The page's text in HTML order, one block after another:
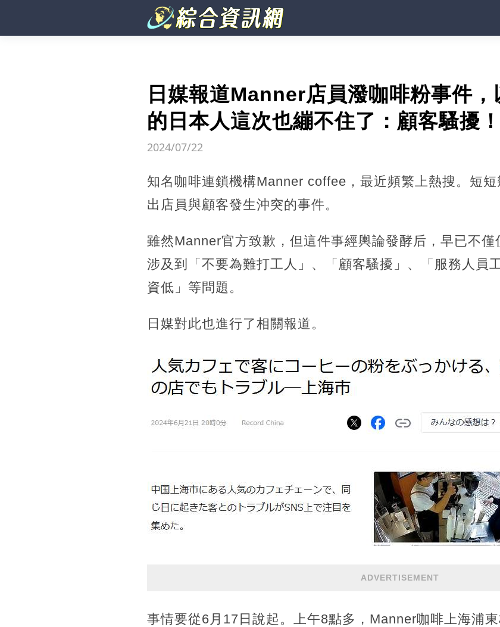
日媒報道Manner店員潑咖啡粉事件，
的日本人這次也繃不住了：顧客騷擾！
2024/07/22
知名咖啡連鎖機構Manner coffee，最近頻繁上熱搜。短
出店員與顧客發生沖突的事件。
雖然Manner官方致歉，但這件事經輿論發酵后，早已不
涉及到「不要為難打工人」、「顧客騷擾」、「服務人員
資低」等問題。
日媒對此也進行了相關報道。
ADVERTISEMENT
事情要從6月17日說起。上午8點多，Manner咖啡上海浦